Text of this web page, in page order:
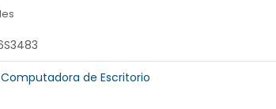
Computadora de Escritorio